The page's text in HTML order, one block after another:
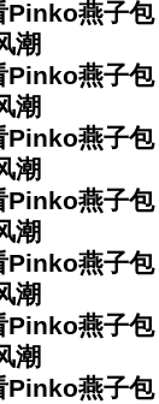
Pinko燕子
潮
Pinko燕子
潮
Pinko燕子
潮
Pinko燕子
潮
Pinko燕子
潮
Pinko燕子
潮
Pinko燕子